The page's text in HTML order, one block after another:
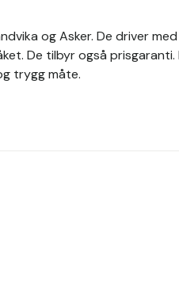
og Asker. De driver
De tilbyr også prisgaranti.
trygg måte.